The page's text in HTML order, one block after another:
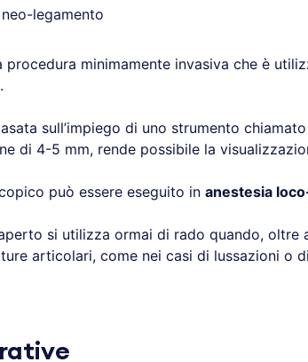
legamento
procedura minimamente invasiva che è
.
sull’impiego di uno strumento chiamato
di 4-5 mm, rende possibile la
può essere eseguito in anestesia
si utilizza ormai di rado quando, oltre
articolari, come nei casi di lussazioni o